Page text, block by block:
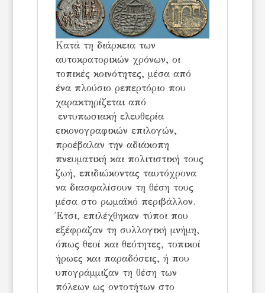
Κατά τη διάρκεια των
αυτοκρατορικών χρόνων, οι
τοπικές κοινότητες, μέσα από
ένα πλούσιο ρεπερτόριο που
χαρακτηρίζεται από
εντυπωσιακή ελευθερία
εικονογραφικών επιλογών,
προέβαλαν την αδιάκοπη
πνευματική και πολιτιστική τους
ζωή, επιδιώκοντας ταυτόχρονα
να διασφαλίσουν τη θέση τους
μέσα στο ρωμαϊκό περιβάλλον.
Έτσι, επιλέχθηκαν τύποι που
εξέφραζαν τη συλλογική μνήμη,
όπως θεοί και θεότητες, τοπικοί
ήρωες και παραδόσεις, ή που
υπογράμμιζαν τη θέση των
πόλεων ως οντοτήτων στο